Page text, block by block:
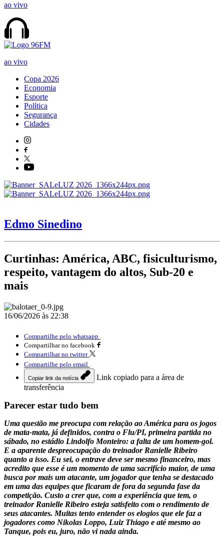
ao vivo
ao vivo
Copa 2026
Economia
Esporte
Política
Segurança
Cidades
Edmo Sinedino
Curtinhas: América, ABC, fisiculturismo,
respeito, vantagem do altos, Sub-20 e
mais
16/06/2026 às 22:38
Compartilhe pelo whatsapp
Compartilhar no facebook
Compartilhar no twitter
Compartilhe pelo email
Copiar link da notícia
Link copiado para a área de
transferência
Parecer estar tudo bem
Uma questão me preocupa com relação ao América para os jogos
de mata-mata, já definidos, contra o Flu/PI, primeira partida no
sábado, no estádio Lindolfo Monteiro: a falta de um homem-gol.
E a aparente despreocupação do treinador Ranielle Ribeiro
quanto a isso. Eu sei, o entrave deve ser mesmo financeiro, mas
acredito que esse é um momento de uma sacrifício maior, de uma
busca por mais um atacante, um jogador que tenha se destacado
em uma das equipes que ficaram de fora da segunda fase da
competição. Custo a crer que, com a experiência que tem, o
treinador Ranielle Ribeiro esteja satisfeito com o rendimento de
seus atacantes. Muitas tento entender os elogios que ele faz a
jogadores como Nikolas Loppo, Luiz Thiago e até mesmo ao
Tanque, pois eu, juro, não vi nada ainda.